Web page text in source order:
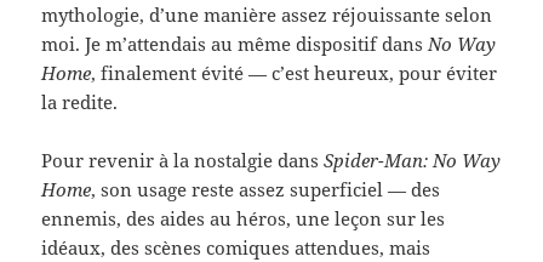
mythologie, d’une manière assez réjouissante selon
moi. Je m’attendais au même dispositif dansNo Way
Home, finalement évité — c’est heureux, pour éviter
la redite.
Pour revenir à la nostalgie dansSpider-Man: No Way
Home, son usage reste assez superficiel — des
ennemis, des aides au héros, une leçon sur les
idéaux, des scènes comiques attendues, mais